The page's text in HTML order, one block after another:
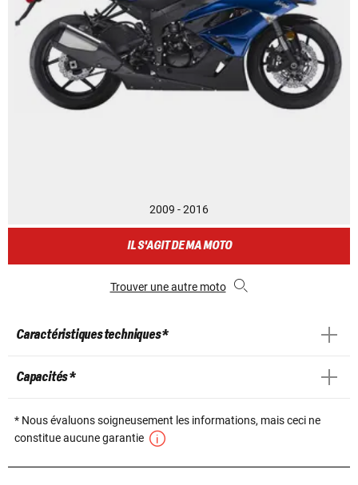
2009 - 2016
IL S'AGIT DE MA MOTO
Trouver une autre moto
Caractéristiques techniques *
Capacités *
* Nous évaluons soigneusement les informations, mais ceci ne
constitue aucune garantie